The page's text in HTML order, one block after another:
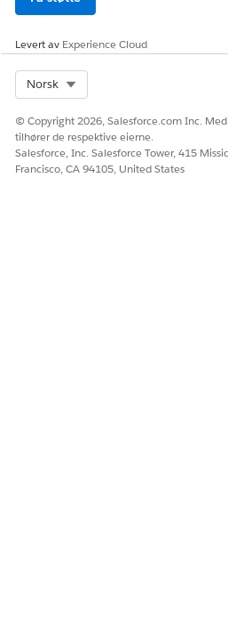
HJALP DENNE ARTIKKELEN MED Å
La oss få vite det slik at
Levert av Experience Cloud
Norsk
© Copyright 2026, Salesforce.com Inc.
tilhører de respektive eierne.
Salesforce, Inc. Salesforce Tower, 415
Francisco, CA 94105, United States